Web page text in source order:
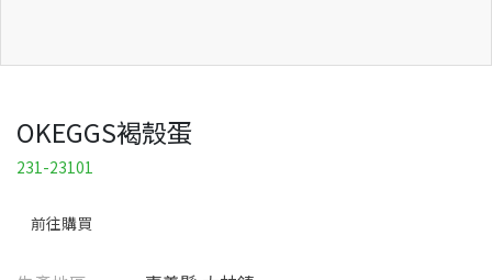
OKEGGS褐殼蛋
231-23101
前往購買